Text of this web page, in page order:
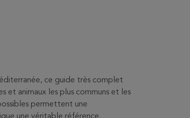
ce guide très complet
et animaux les plus communs et les
permettent une